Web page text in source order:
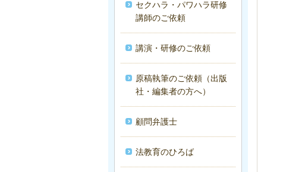
セクハラ・パワハラ研修
講師のご依頼
講演・研修のご依頼
原稿執筆のご依頼（出版
社・編集者の方へ）
顧問弁護士
法教育のひろば